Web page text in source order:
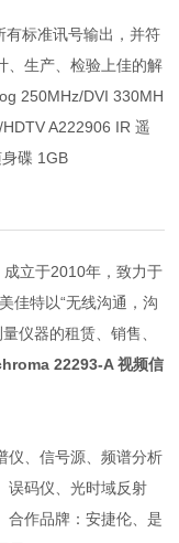
有标准讯号输出，并符
、生产、检验上佳的解
250MHz/DVI 330MH
A222906 IR 遥
碟 1GB
立于2010年，致力于
佳特以“无线沟通，沟
仪器的租赁、销售、
22293-A 视频信
仪、信号源、频谱分析
误码仪、光时域反射
合作品牌：安捷伦、是